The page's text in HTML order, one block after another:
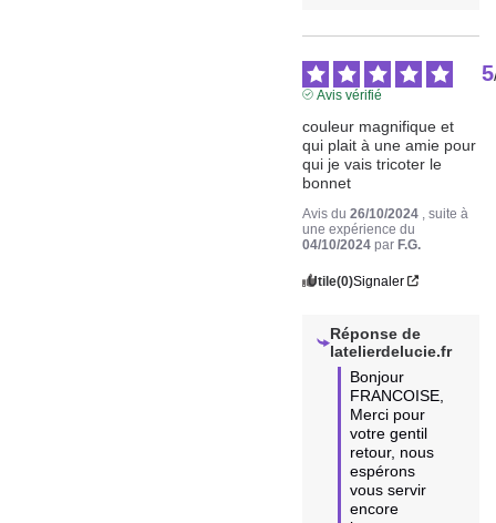
5
Avis vérifié
couleur magnifique et
qui plait à une amie pour
qui je vais tricoter le
bonnet
Avis du26/10/2024
, suite à
une expérience du
04/10/2024 parF.G.
Utile(0)Signaler
Réponse de
latelierdelucie.fr
Bonjour
FRANCOISE,
Merci pour
votre gentil
retour, nous
espérons
vous servir
encore